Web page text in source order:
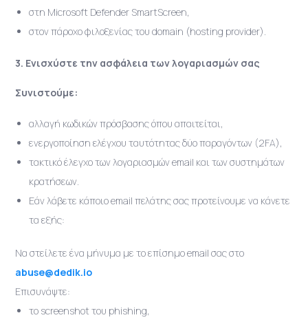
στη Microsoft Defender SmartScreen,
στον πάροχο φιλοξενίας του domain (hosting provider).
3. Ενισχύστε την ασφάλεια των λογαριασμών σας
Συνιστούμε:
αλλαγή κωδικών πρόσβασης όπου απαιτείται,
ενεργοποίηση ελέγχου ταυτότητας δύο παραγόντων (2FA),
τακτικό έλεγχο των λογαριασμών email και των συστημάτων
κρατήσεων.
Εάν λάβετε κάποιο email πελάτης σας προτείνουμε να κάνετε
τα εξής:
Να στείλετε ένα μήνυμα με το επίσημο email σας στο
abuse@dedik.io
Επισυνάψτε:
το screenshot του phishing,